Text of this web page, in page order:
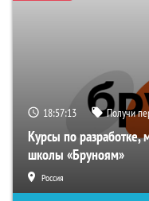
18:57:12 Получи
Курсы по разработке,
школы «Бруноям»
Россия